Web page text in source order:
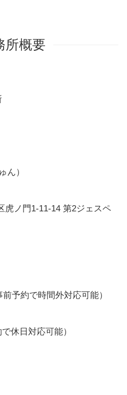
所概要
ん）
虎ノ門1-11-14 第2ジェスペ
予約で時間外対応可能）
休日対応可能）